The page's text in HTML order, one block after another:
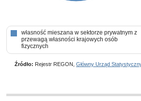
własność mieszana w sektorze prywatnym z
przewagą własności krajowych osób
fizycznych
Źródło: Rejestr REGON, Główny Urząd